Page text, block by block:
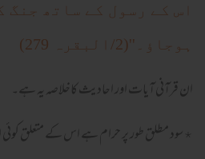
اس کے رسول کے ساتھ جنگ
ہوجاؤ۔''(2/البقرہ 279)
ان قرآنی آیات اور احادیث کاخلاصہ یہ ہے۔
٭سود مطلق طور پر حرام ہے اس کے متعلق